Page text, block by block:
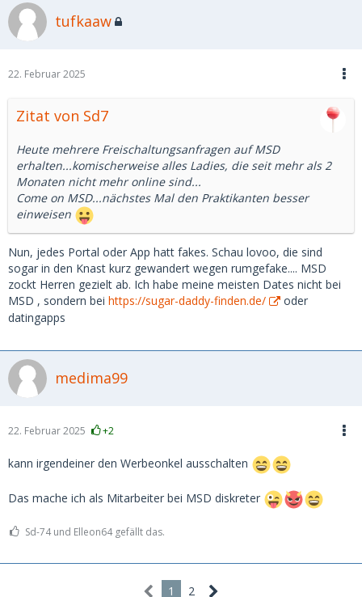
tufkaaw
22. Februar 2025
Zitat von Sd7
Heute mehrere Freischaltungsanfragen auf MSD
erhalten...komischerweise alles Ladies, die seit mehr als 2
Monaten nicht mehr online sind...
Come on MSD...nächstes Mal den Praktikanten besser
einweisen
Nun, jedes Portal oder App hatt fakes. Schau lovoo, die sind
sogar in den Knast kurz gewandert wegen rumgefake.... MSD
zockt Herren gezielt ab. Ich habe meine meisten Dates nicht bei
MSD , sondern bei https://sugar-daddy-finden.de/
oder
datingapps
medima99
22. Februar 2025 +2
kann irgendeiner den Werbeonkel ausschalten
Das mache ich als Mitarbeiter bei MSD diskreter
Sd-74 und Elleon64 gefällt das.
1 2